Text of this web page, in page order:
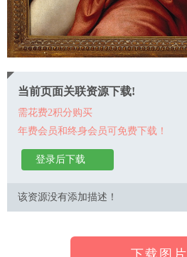
当前页面关联资源下载!
需花费2积分购买
年费会员和终身会员可免费下载！
登录后下载
该资源没有添加描述！
下载图片